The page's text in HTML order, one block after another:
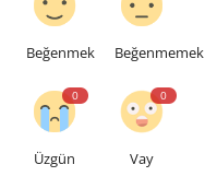
Beğenmek Beğenmemek
0
Üzgün
0
Vay